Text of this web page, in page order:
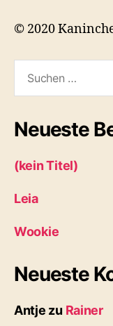
© 2020
nach:
Neueste
(kein Titel)
Leia
Wookie
Neueste
Antje zu Rainer